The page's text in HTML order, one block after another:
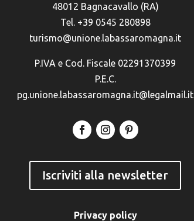
48012 Bagnacavallo (RA)
Tel. +39 0545 280898
turismo@unione.labassaromagna.it
P.IVA e Cod. Fiscale 02291370399
P.E.C.
pg.unione.labassaromagna.it@legalmail.it
Iscriviti alla newsletter
Privacy policy